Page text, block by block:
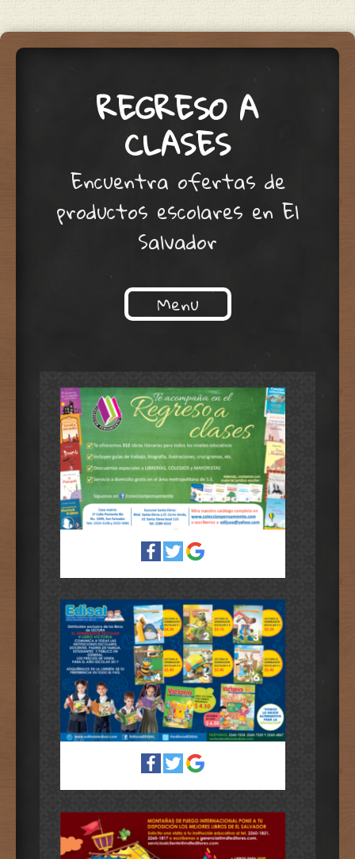
REGRESO A
CLASES
Encuentra ofertas de
productos escolares en El
Salvador
Menu